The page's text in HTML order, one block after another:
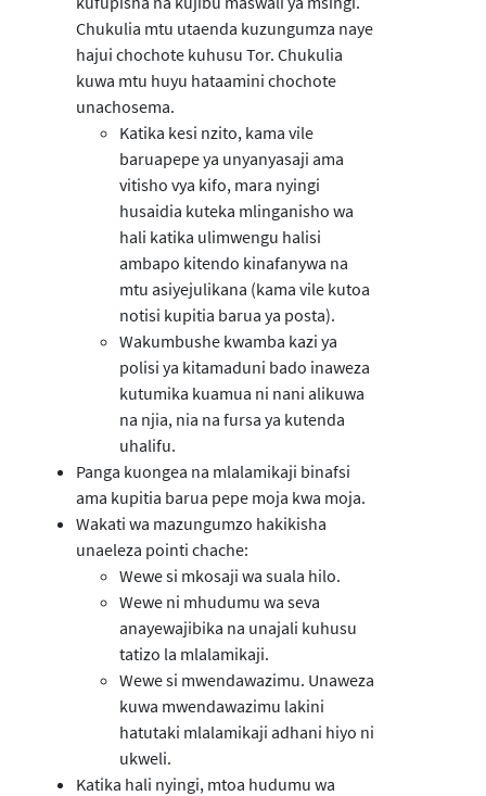
Chukulia mtu utaenda kuzungumza naye
hajui chochote kuhusu Tor. Chukulia
kuwa mtu huyu hataamini chochote
unachosema.
Katika kesi nzito, kama vile
baruapepe ya unyanyasaji ama
vitisho vya kifo, mara nyingi
husaidia kuteka mlinganisho wa
hali katika ulimwengu halisi
ambapo kitendo kinafanywa na
mtu asiyejulikana (kama vile kutoa
notisi kupitia barua ya posta).
Wakumbushe kwamba kazi ya
polisi ya kitamaduni bado inaweza
kutumika kuamua ni nani alikuwa
na njia, nia na fursa ya kutenda
uhalifu.
Panga kuongea na mlalamikaji binafsi
ama kupitia barua pepe moja kwa moja.
Wakati wa mazungumzo hakikisha
unaeleza pointi chache:
Wewe si mkosaji wa suala hilo.
Wewe ni mhudumu wa seva
anayewajibika na unajali kuhusu
tatizo la mlalamikaji.
Wewe si mwendawazimu. Unaweza
kuwa mwendawazimu lakini
hatutaki mlalamikaji adhani hiyo ni
ukweli.
Katika hali nyingi, mtoa hudumu wa